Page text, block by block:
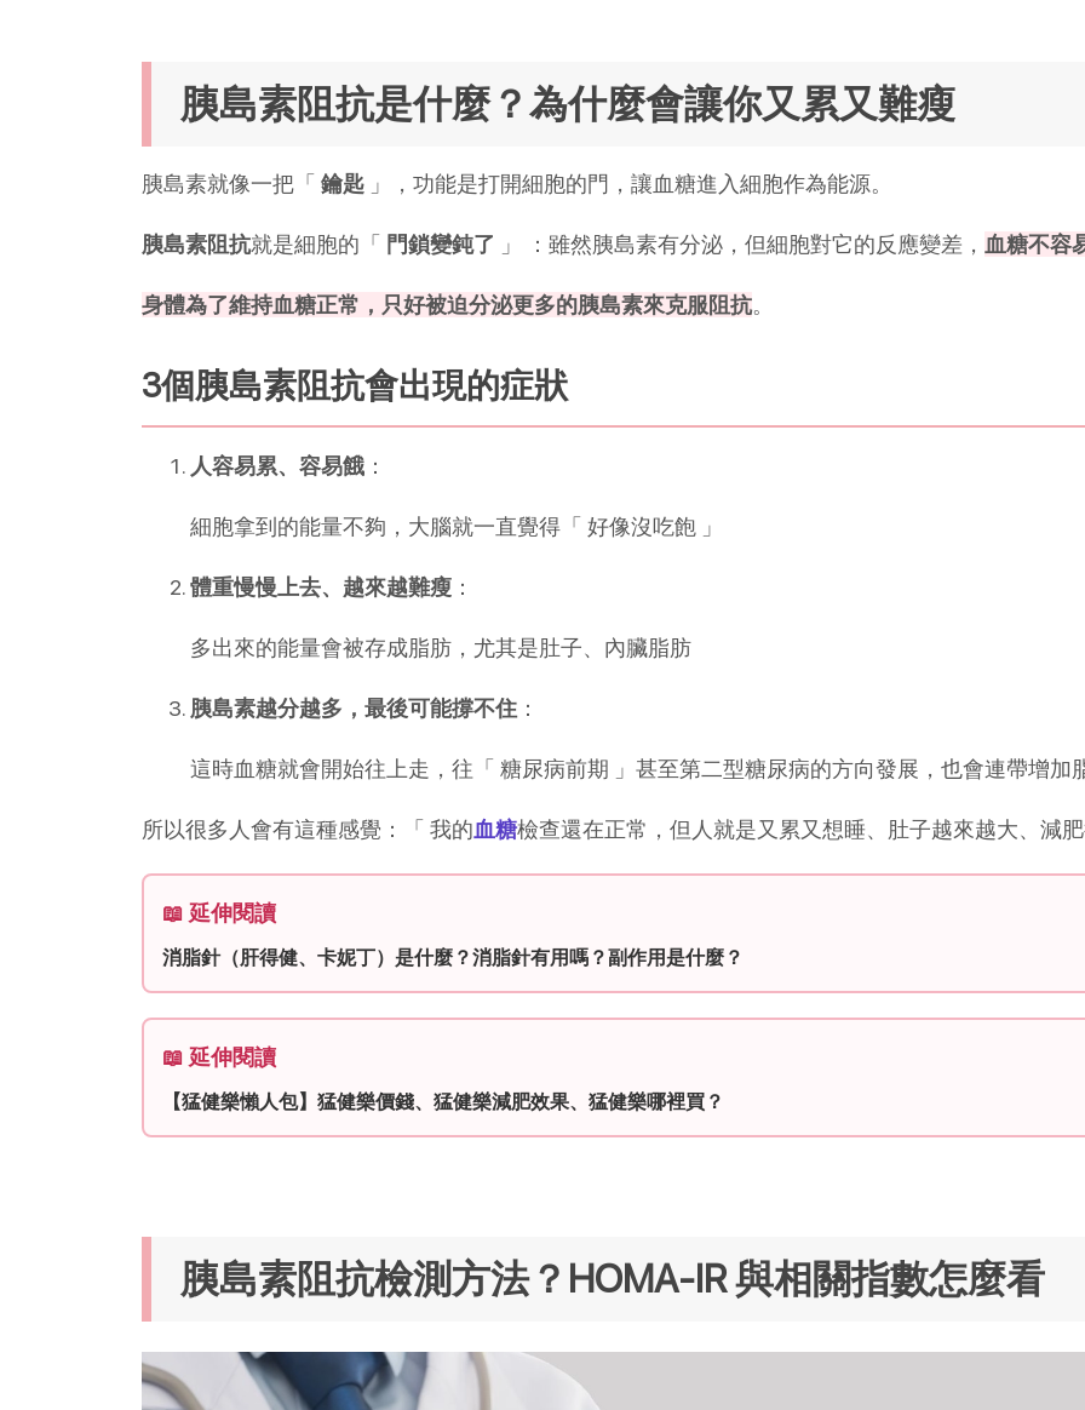
胰島素阻抗是什麼？為什麼會讓你又累又難瘦
胰島素就像一把「 鑰匙 」，功能是打開細胞的門，讓血糖進入細胞作為能源。
胰島素阻抗就是細胞的「 門鎖變鈍了 」 ：雖然胰島素有分泌，但細胞對它的反應變差， 血糖不容
身體為了維持血糖正常，只好被迫分泌更多的胰島素來克服阻抗。
3個胰島素阻抗會出現的症狀
人容易累、容易餓 ：
細胞拿到的能量不夠，大腦就一直覺得「 好像沒吃飽 」
體重慢慢上去、越來越難瘦 ：
多出來的能量會被存成脂肪，尤其是肚子、內臟脂肪
胰島素越分越多，最後可能撐不住 ：
這時血糖就會開始往上走，往「 糖尿病前期 」甚至第二型糖尿病的方向發展，也會連帶增加
所以很多人會有這種感覺：「 我的血糖檢查還在正常，但人就是又累又想睡、肚子越來越大、減肥
📖 延伸閱讀
消脂針（肝得健、卡妮丁）是什麼？消脂針有用嗎？副作用是什麼？
📖 延伸閱讀
【猛健樂懶人包】猛健樂價錢、猛健樂減肥效果、猛健樂哪裡買？
胰島素阻抗檢測方法？HOMA-IR 與相關指數怎麼看